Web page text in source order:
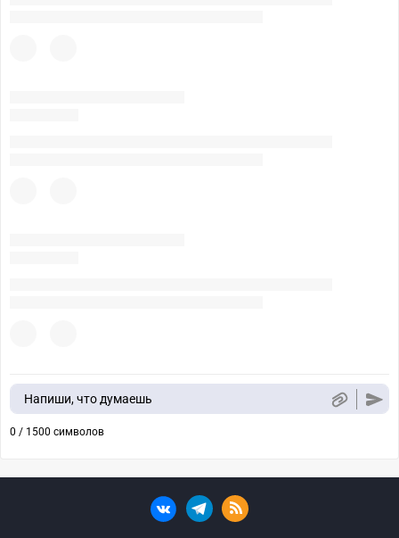
Напиши, что думаешь
0 / 1500 символов